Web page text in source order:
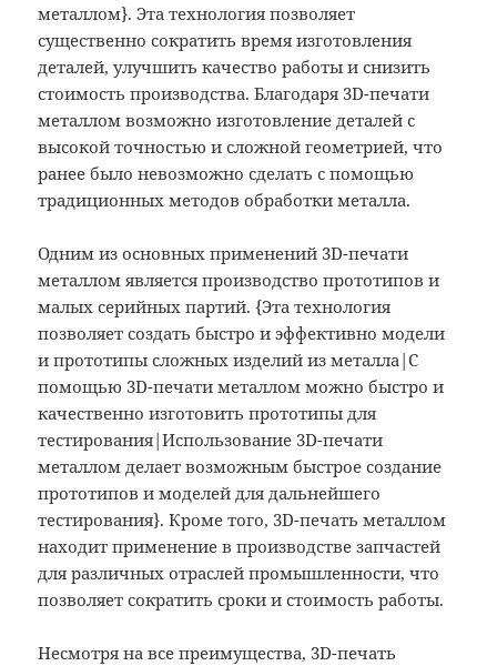
металлом}. Эта технология позволяет
существенно сократить время изготовления
деталей, улучшить качество работы и снизить
стоимость производства. Благодаря 3D-печати
металлом возможно изготовление деталей с
высокой точностью и сложной геометрией, что
ранее было невозможно сделать с помощью
традиционных методов обработки металла.
Одним из основных применений 3D-печати
металлом является производство прототипов и
малых серийных партий. {Эта технология
позволяет создать быстро и эффективно модели
и прототипы сложных изделий из металла|С
помощью 3D-печати металлом можно быстро и
качественно изготовить прототипы для
тестирования|Использование 3D-печати
металлом делает возможным быстрое создание
прототипов и моделей для дальнейшего
тестирования}. Кроме того, 3D-печать металлом
находит применение в производстве запчастей
для различных отраслей промышленности, что
позволяет сократить сроки и стоимость работы.
Несмотря на все преимущества, 3D-печать